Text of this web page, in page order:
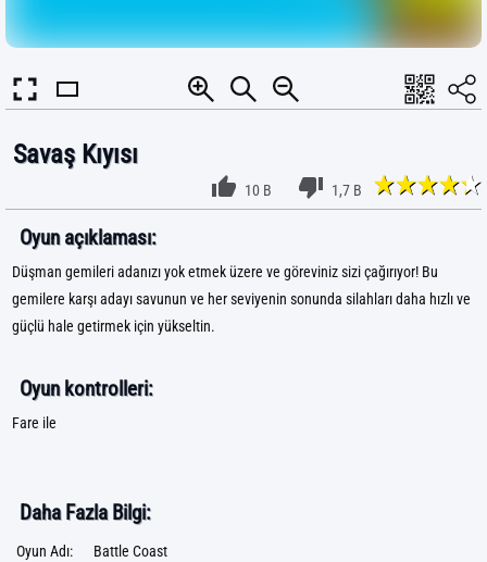
Savaş Kıyısı
10 B 1,7 B
Oyun açıklaması:
Düşman gemileri adanızı yok etmek üzere ve göreviniz sizi çağırıyor! Bu
gemilere karşı adayı savunun ve her seviyenin sonunda silahları daha hızlı ve
güçlü hale getirmek için yükseltin.
Oyun kontrolleri:
Fare ile
Daha Fazla Bilgi:
Oyun Adı:
Battle Coast